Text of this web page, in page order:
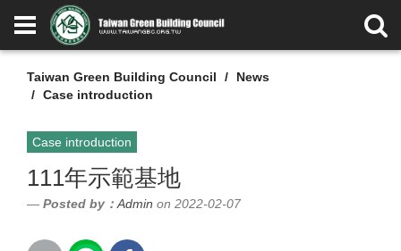
Taiwan Green Building Council
News
Case introduction
Case introduction
111年示範基地
Posted by： Admin on 2022-02-07